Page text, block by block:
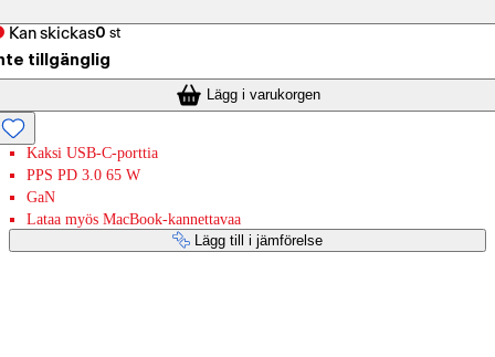
Kan skickas0 st
tillgänglig
Lägg i varukorgen
Kaksi USB-C-porttia
PPS PD 3.0 65 W
GaN
Lataa myös MacBook-kannettavaa
Lägg till i jämförelse